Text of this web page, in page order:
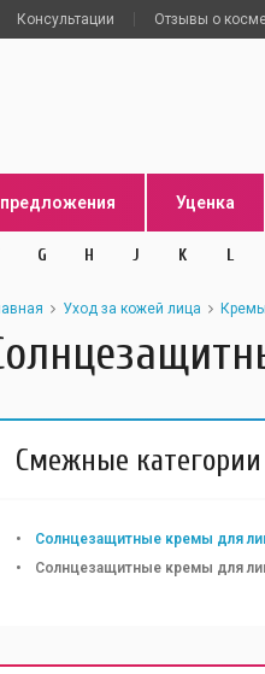
Консультации Отзывы о
Уценка
G H J K L
Уход за кожей лица
Смежные категории
Солнцезащитные кремы для
Солнцезащитные кремы для